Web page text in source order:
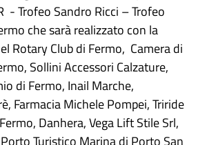
- Trofeo Sandro Ricci – Trofeo
che sarà realizzato con la
Rotary Club di Fermo, Camera di
Sollini Accessori Calzature,
di Fermo, Inail Marche,
Farmacia Michele Pompei, Triride
Danhera, Vega Lift Stile Srl,
Turistico Marina di Porto San